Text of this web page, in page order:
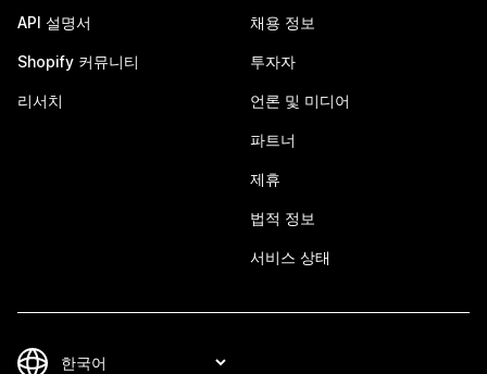
API 설명서
Shopify 커뮤니티
리서치
채용 정보
투자자
언론 및 미디어
파트너
제휴
법적 정보
서비스 상태